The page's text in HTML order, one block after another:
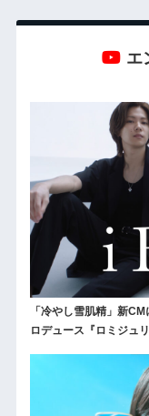
エ
「冷やし雪肌精」新
ロデュース『ロミジュリ